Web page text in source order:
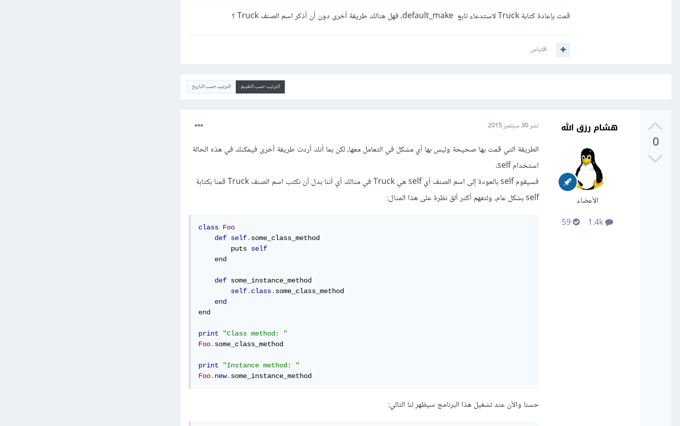
قمت بإعادة كتابة Truck لاستدعاء تابع default_make، فهل هنالك طريقة أخرى دون أن أذكر اسم الصنف Truck ؟
اقتباس
الترتيب حسب التقييم الترتيب حسب التاريخ
0
هشام رزق الله
الأعضاء
نشر30 سبتمبر 2015
الطريقة التي قمت بها صحيحة وليس بها أي مشكل في التعامل معها، لكن بما أنك أردت طريقة أخرى فيمكنك في هذه الحالة
استخدام self.
فسيقوم self بالعودة إلى اسم الصنف أي self هي Truck في مثالك أي أننا بدل أن نكتب اسم الصنف Truck قمنا بكتابة
self بشكل عام، ولتفهم أكثر ألق نظرة على هذا المثال:
class Foo
def self. some_class_method
        puts
self
end
def some_instance_method
self. class. some_class_method
end
end
print
"Class method: "
Foo. some_class_method
print
"Instance method: "
Foo. new. some_instance_method
حسنا والآن عند تشغيل هذا البرنامج سيظهر لنا التالي: